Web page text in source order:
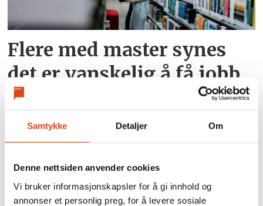
Samtykke Detaljer Om
Denne nettsiden anvender cookies
Vi bruker informasjonskapsler for å gi innhold og
annonser et personlig preg, for å levere sosiale
Flere med master synes
det er vanskelig å få jobb